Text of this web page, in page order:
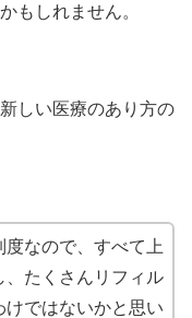
もしれません。
しい医療のあり方の
なので、すべて上
たくさんリフィル
ではないかと思い